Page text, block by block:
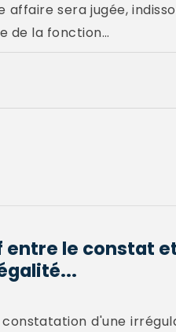
affaire sera jugée,
de la fonction...
entre le constat
constatation d'une